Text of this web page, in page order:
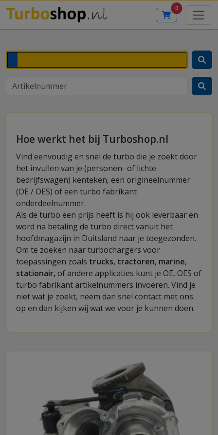
0
Hoe werkt het bij Turboshop.nl
Vind eenvoudig en snel de turbo die je zoekt door
het invullen van je (personen- of lichte
bedrijfswagen) kenteken, een origineelnummer
(OE / OES) of een turbo fabrikant
onderdeelnummer.
Als de turbo een prijs heeft is hij ook leverbaar en
word na betaling de turbo direct vanuit het
hoofdmagazijn in Duitsland naar je toegezonden.
Om te zoeken naar turbochargers voor
toepassingen zoals trucks, tractoren, marine,
stationair, of andere applicaties kunt je OE, OES of
turbo fabrikant artikelnummers invoeren. Vind je
niet wat je zoekt, neem dan snel contact met ons
op en dan kijken wij wat we voor je kunnen doen.